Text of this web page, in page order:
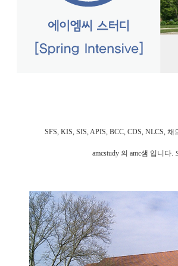
SFS, KIS, SIS, APIS, BCC, CDS, NLCS,
amcstudy 의 amc샘 입니다